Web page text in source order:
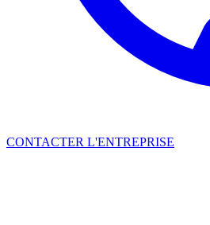
CONTACTER L'ENTREPRISE